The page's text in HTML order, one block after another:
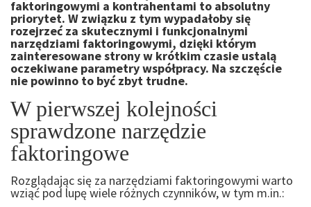
faktoringowymi a kontrahentami to absolutny
priorytet. W związku z tym wypadałoby się
rozejrzeć za skutecznymi i funkcjonalnymi
narzędziami faktoringowymi, dzięki którym
zainteresowane strony w krótkim czasie ustalą
oczekiwane parametry współpracy. Na szczęście
nie powinno to być zbyt trudne.
W pierwszej kolejności
sprawdzone narzędzie
faktoringowe
Rozglądając się za narzędziami faktoringowymi warto
wziąć pod lupę wiele różnych czynników, w tym m.in.: